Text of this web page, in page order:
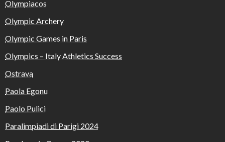
Olympiacos
Olympic Archery
Olympic Games in Paris
Olympics – Italy Athletics Success
Ostrava
Paola Egonu
Paolo Pulici
Paralimpiadi di Parigi 2024